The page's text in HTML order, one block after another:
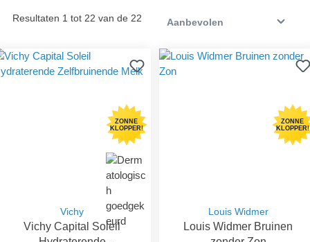
Resultaten 1 tot 22 van de 22
ZONNE
KLOPPER!
Vichy
Vichy Capital Soleil
ZONNE
KLOPPER!
Louis Widmer
Louis Widmer Bruinen